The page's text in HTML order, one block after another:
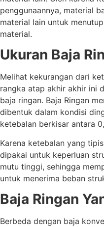
penggunaannya, material
material lain untuk
material.
Ukuran Baja
Melihat kekurangan dari
rangka atap akhir akhir ini
baja ringan. Baja Ringan
dibentuk dalam kondisi
ketebalan berkisar antara
Karena ketebalan yang
dipakai untuk keperluan
mutu tinggi, sehingga
untuk menerima beban
Baja Ringan
Berbeda dengan baja